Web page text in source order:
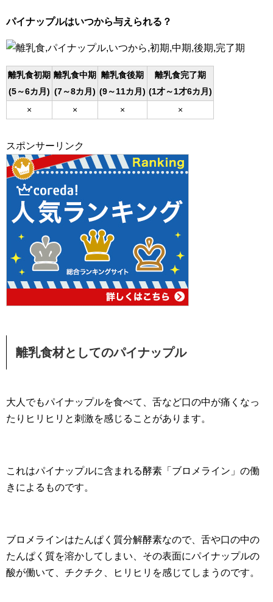
パイナップルはいつから与えられる？
離乳食初期
(5～6カ月)
離乳食中期
(7～8カ月)
離乳食後期
(9～11カ月)
離乳食完了期
(1才～1才6カ月)
×
× × ×
スポンサーリンク
離乳食材としてのパイナップル
大人でもパイナップルを食べて、舌など口の中が痛くなっ
たりヒリヒリと刺激を感じることがあります。
これはパイナップルに含まれる酵素「ブロメライン」の働
きによるものです。
ブロメラインはたんぱく質分解酵素なので、舌や口の中の
たんぱく質を溶かしてしまい、その表面にパイナップルの
酸が働いて、チクチク、ヒリヒリを感じてしまうのです。